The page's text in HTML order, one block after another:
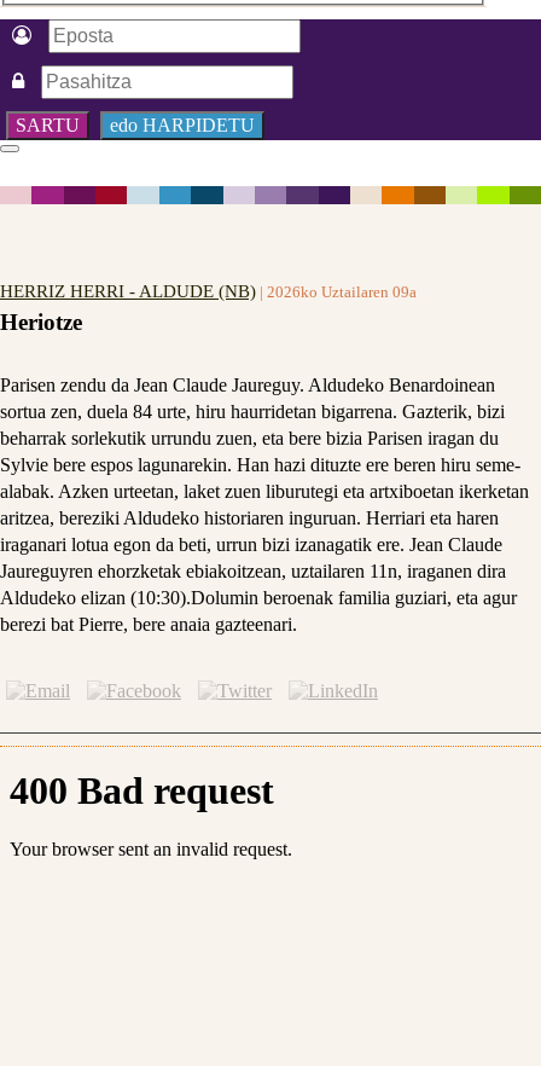
SARTU edo HARPIDETU
HERRIZ HERRI - ALDUDE (NB) | 2026ko Uztailaren 09a
Heriotze
Parisen zendu da Jean Claude Jaureguy. Aldudeko Benardoinean
sortua zen, duela 84 urte, hiru haurridetan bigarrena. Gazterik, bizi
beharrak sorlekutik urrundu zuen, eta bere bizia Parisen iragan du
Sylvie bere espos lagunarekin. Han hazi dituzte ere beren hiru seme-
alabak. Azken urteetan, laket zuen liburutegi eta artxiboetan ikerketan
aritzea, bereziki Aldudeko historiaren inguruan. Herriari eta haren
iraganari lotua egon da beti, urrun bizi izanagatik ere. Jean Claude
Jaureguyren ehorzketak ebiakoitzean, uztailaren 11n, iraganen dira
Aldudeko elizan (10:30).Dolumin beroenak familia guziari, eta agur
berezi bat Pierre, bere anaia gazteenari.